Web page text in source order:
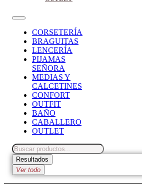
CORSETERÍA
BRAGUITAS
LENCERÍA
PIJAMAS
SEÑORA
MEDIAS Y
CALCETINES
CONFORT
OUTFIT
BAÑO
CABALLERO
OUTLET
Search
...Resultados
Ver todo